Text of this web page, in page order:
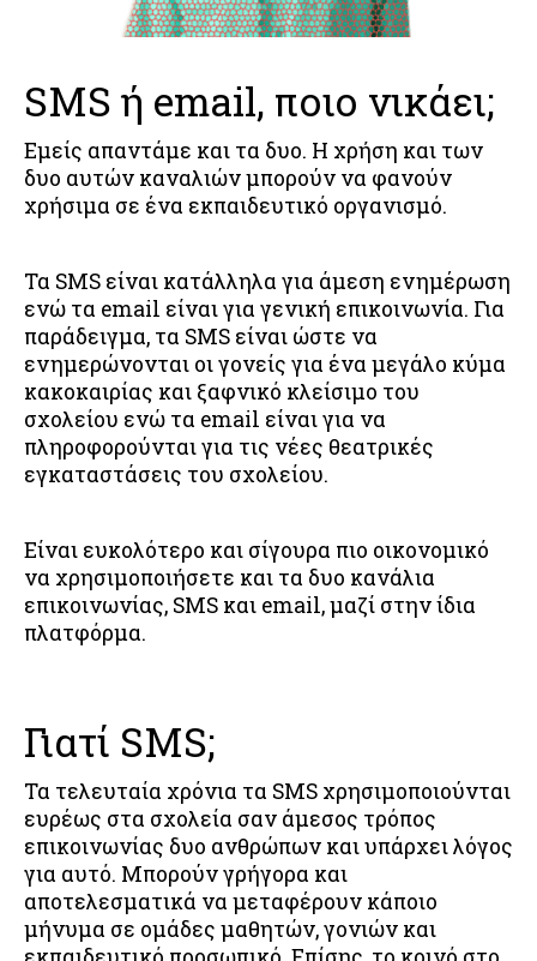
SMS ή email, ποιο νικάει;
Εμείς απαντάμε και τα δυο. Η χρήση και των
δυο αυτών καναλιών μπορούν να φανούν
χρήσιμα σε ένα εκπαιδευτικό οργανισμό.
Τα SMS είναι κατάλληλα για άμεση ενημέρωση
ενώ τα email είναι για γενική επικοινωνία. Για
παράδειγμα, τα SMS είναι ώστε να
ενημερώνονται οι γονείς για ένα μεγάλο κύμα
κακοκαιρίας και ξαφνικό κλείσιμο του
σχολείου ενώ τα email είναι για να
πληροφορούνται για τις νέες θεατρικές
εγκαταστάσεις του σχολείου.
Είναι ευκολότερο και σίγουρα πιο οικονομικό
να χρησιμοποιήσετε και τα δυο κανάλια
επικοινωνίας, SMS και email, μαζί στην ίδια
πλατφόρμα.
Γιατί SMS;
Τα τελευταία χρόνια τα SMS χρησιμοποιούνται
ευρέως στα σχολεία σαν άμεσος τρόπος
επικοινωνίας δυο ανθρώπων και υπάρχει λόγος
για αυτό. Μπορούν γρήγορα και
αποτελεσματικά να μεταφέρουν κάποιο
μήνυμα σε ομάδες μαθητών, γονιών και